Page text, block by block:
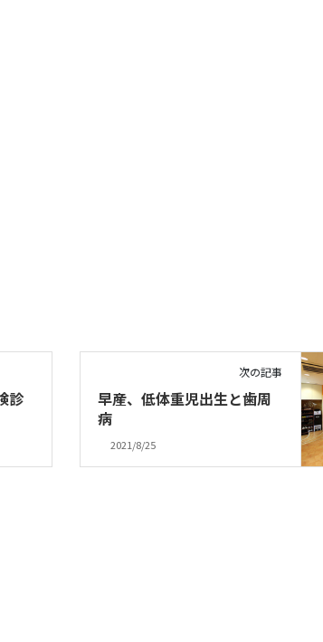
診
次の記事
早産、低体重児出生と歯周
病
2021/8/25